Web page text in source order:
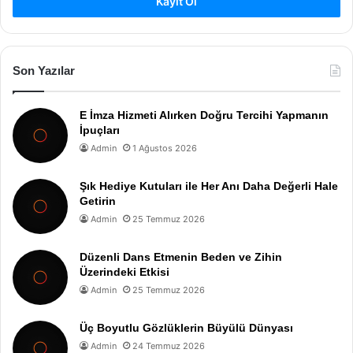
Son Yazılar
E İmza Hizmeti Alırken Doğru Tercihi Yapmanın
İpuçları
Admin 1 Ağustos 2026
Şık Hediye Kutuları ile Her Anı Daha Değerli Hale
Getirin
Admin 25 Temmuz 2026
Düzenli Dans Etmenin Beden ve Zihin
Üzerindeki Etkisi
Admin 25 Temmuz 2026
Üç Boyutlu Gözlüklerin Büyülü Dünyası
Admin 24 Temmuz 2026